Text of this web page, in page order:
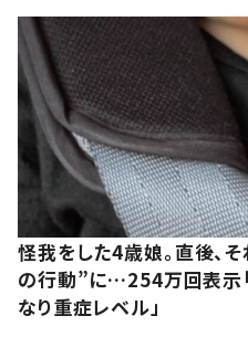
怪我をした4歳娘。直後、
の行動”に…254万回表示「
なり重症レベル」